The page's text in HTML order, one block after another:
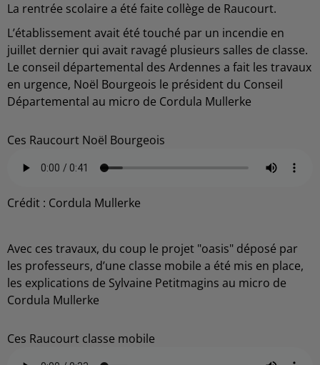
La rentrée scolaire a été faite collège de Raucourt.
L’établissement avait été touché par un incendie en
juillet dernier qui avait ravagé plusieurs salles de classe.
Le conseil départemental des Ardennes a fait les travaux
en urgence, Noël Bourgeois le président du Conseil
Départemental au micro de Cordula Mullerke
Ces Raucourt Noël Bourgeois
Crédit : Cordula Mullerke
Avec ces travaux, du coup le projet "oasis" déposé par
les professeurs, d’une classe mobile a été mis en place,
les explications de Sylvaine Petitmagins au micro de
Cordula Mullerke
Ces Raucourt classe mobile